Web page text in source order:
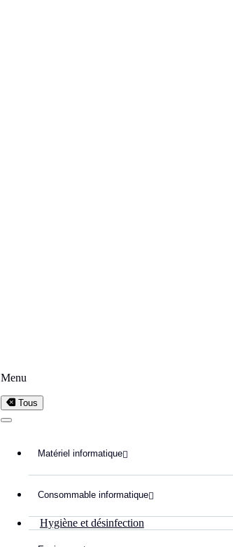
Menu
Tous
Matériel informatique
Consommable informatique
Hygiène et désinfection